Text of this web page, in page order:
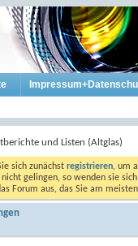
und Listen (Altglas)
sich zunächst registrieren, um
gelingen, so wenden sie
Forum aus, das Sie am